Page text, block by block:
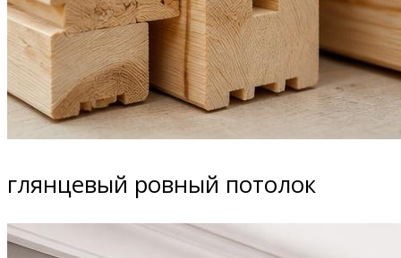
глянцевый ровный потолок